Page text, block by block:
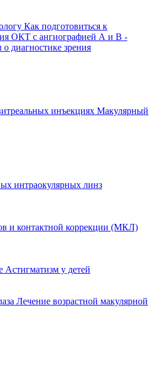
Как подготовиться к
ОКТ с ангиографией А и В -
диагностике зрения
инъекциях Макулярный
интраокулярных линз
и контактной коррекции (МКЛ)
Астигматизм у детей
Лечение возрастной макулярной